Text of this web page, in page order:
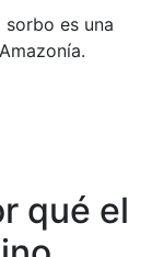
sorbo es una
qué el